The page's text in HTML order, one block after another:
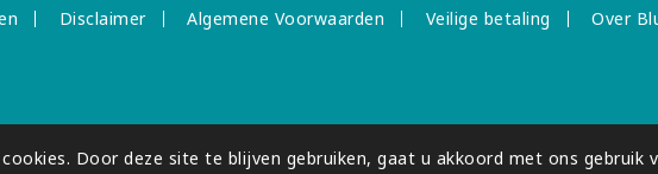
Disclaimer Algemene Voorwaarden Veilige betaling Over
Door deze site te blijven gebruiken, gaat u akkoord met ons gebruik
Bridge)